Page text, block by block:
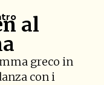
al
greco in
con i